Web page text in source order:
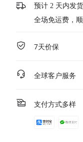
预计 2 天内发货
全场免运费，
7天价保
全球客户服务
支付方式多样